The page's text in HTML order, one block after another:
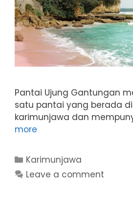
Pantai Ujung Gantungan
satu pantai yang berada
karimunjawa dan
more
Categories
Karimunjawa
Leave a comment